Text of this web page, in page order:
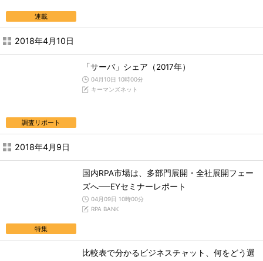
連載
2018年4月10日
調査リポート
「サーバ」シェア（2017年）
04月10日 10時00分
キーマンズネット
2018年4月9日
特集
国内RPA市場は、多部門展開・全社展開フェー
ズへ──EYセミナーレポート
04月09日 10時00分
RPA BANK
比較表で分かるビジネスチャット、何をどう選